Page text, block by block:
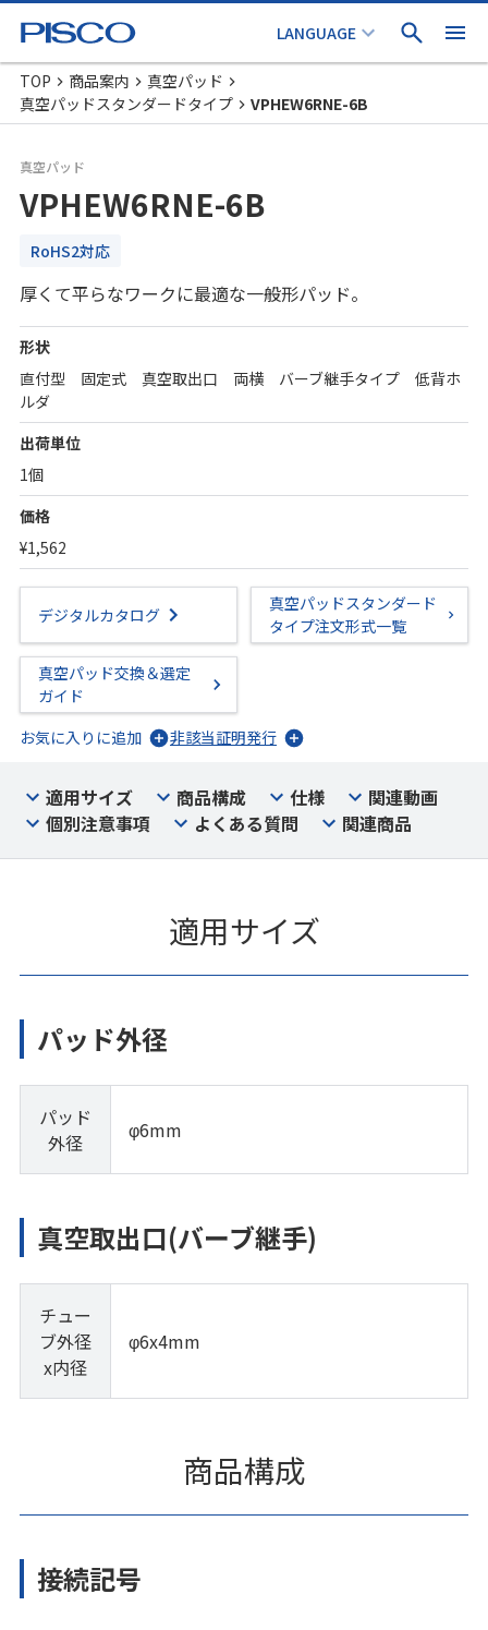
TOP 商品案内
真空パッド
真空パッドスタンダードタイプ
VPHEW6RNE-6B
真空パッド
VPHEW6RNE-6B
RoHS2対応
厚くて平らなワークに最適な一般形パッド。
形状
直付型 固定式 真空取出口 両横 バーブ継手タイプ 低背ホ
ルダ
出荷単位
1個
価格
¥1,562
デジタルカタログ
真空パッドスタンダード
タイプ注文形式一覧
真空パッド交換＆選定
ガイド
お気に入りに追加
非該当証明発行
適用サイズ 商品構成 仕様
関連動画
個別注意事項
よくある質問 関連商品
適用サイズ
パッド外径
パッド
外径
φ6mm
真空取出口(バーブ継手)
チュー
ブ外径
x内径
φ6x4mm
商品構成
接続記号